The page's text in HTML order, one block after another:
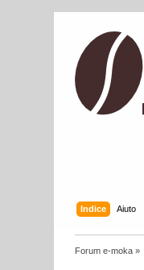
Indice Aiuto
Forum e-moka »